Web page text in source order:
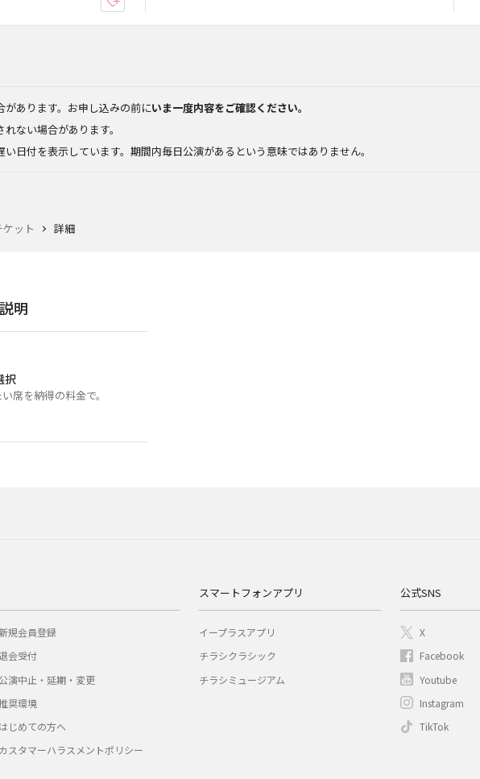
ット 詳細
あります。お申し込みの前にいま一度内容をご確認ください。
ない場合があります。
日付を表示しています。期間内毎日公演があるという意味ではありません。
明
択
席を納得の料金で。
規会員登録
会受付
公演中止・延期・変更
奨環境
はじめての方へ
カスタマーハラスメントポリシー
スマートフォンアプリ
イープラスアプリ
チラシクラシック
チラシミュージアム
公式SNS
X
Facebook
Youtube
Instagram
TikTok